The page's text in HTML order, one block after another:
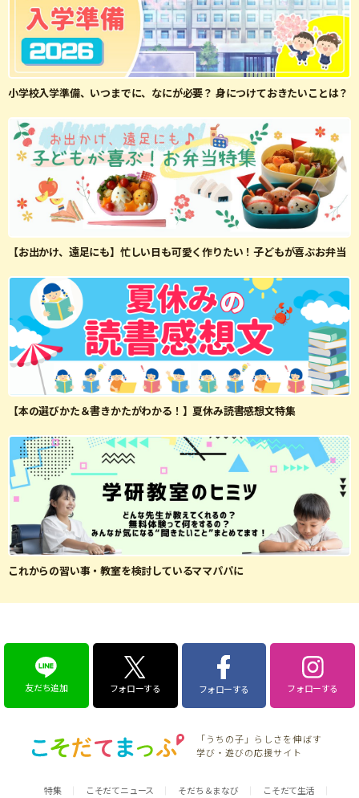
小学校入学準備、いつまでに、なにが必要？ 身につけておきたいことは？
【お出かけ、遠足にも】忙しい日も可愛く作りたい！子どもが喜ぶお弁当
【本の選びかた＆書きかたがわかる！】夏休み読書感想文特集
これからの習い事・教室を検討しているママパパに
友だち追加 フォローする フォローする フォローする
「うちの子」らしさを伸ばす
学び・遊びの応援サイト
特集 こそだてニュース そだち＆まなび こそだて生活